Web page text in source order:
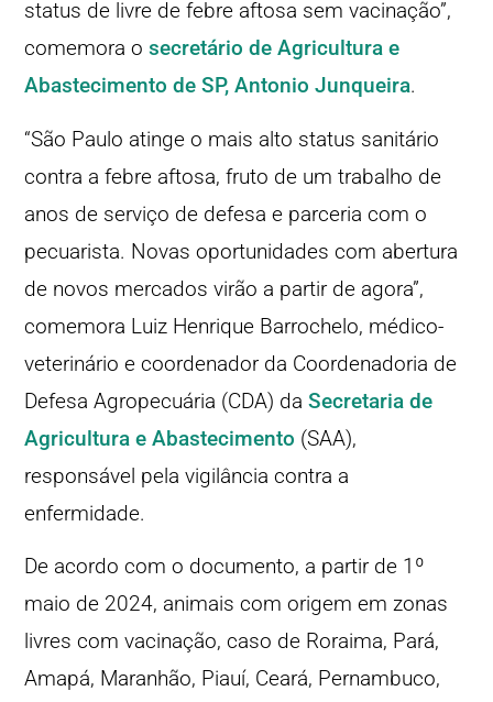
status de livre de febre aftosa sem vacinação”,
comemora osecretário de Agricultura e
Abastecimento de SP, Antonio Junqueira.
“São Paulo atinge o mais alto status sanitário
contra a febre aftosa, fruto de um trabalho de
anos de serviço de defesa e parceria com o
pecuarista. Novas oportunidades com abertura
de novos mercados virão a partir de agora”,
comemora Luiz Henrique Barrochelo, médico-
veterinário e coordenador da Coordenadoria de
Defesa Agropecuária (CDA) daSecretaria de
Agricultura e Abastecimento (SAA),
responsável pela vigilância contra a
enfermidade.
De acordo com o documento, a partir de 1º
maio de 2024, animais com origem em zonas
livres com vacinação, caso de Roraima, Pará,
Amapá, Maranhão, Piauí, Ceará, Pernambuco,